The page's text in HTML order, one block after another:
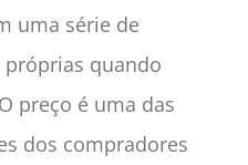
uma série de
quando
preço é uma das
dos compradores